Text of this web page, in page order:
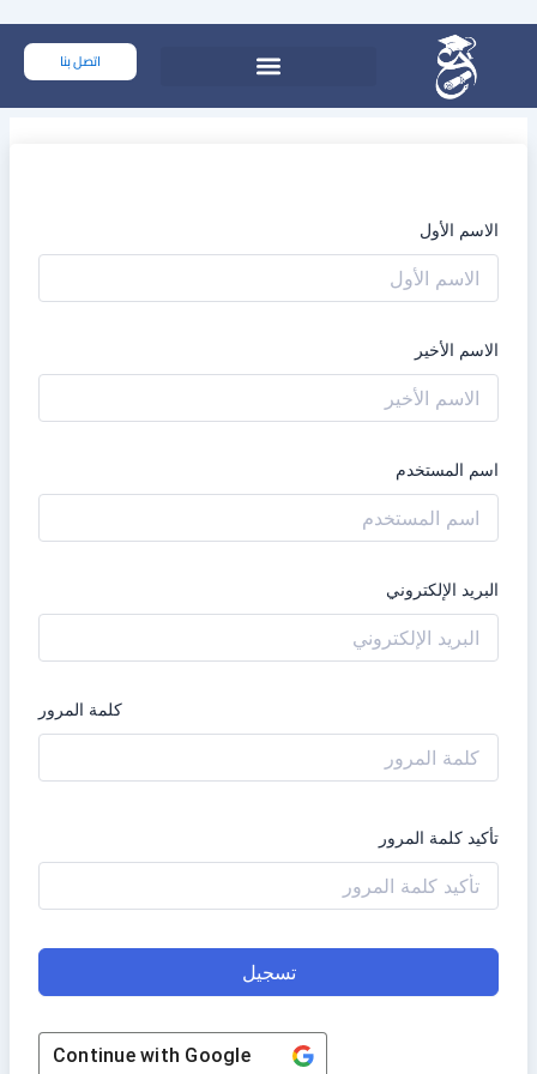
المحتوى
اتصل بنا
الاسم الأول
الاسم الأخير
اسم المستخدم
البريد الإلكتروني
كلمة المرور
تأكيد كلمة المرور
تسجيل
Continue with Google